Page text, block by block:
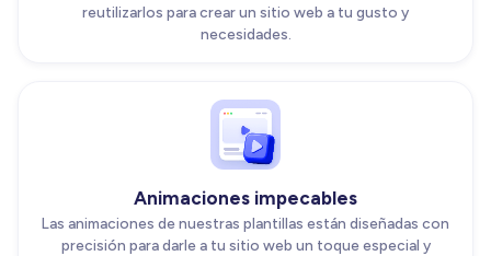
reutilizarlos para crear un sitio web a tu gusto y
necesidades.
Animaciones impecables
Las animaciones de nuestras plantillas están diseñadas con
precisión para darle a tu sitio web un toque especial y